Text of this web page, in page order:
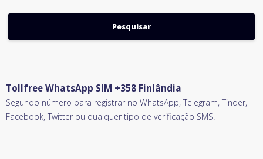
Tollfree WhatsApp SIM +358 Finlândia
Segundo número para registrar no WhatsApp, Telegram, Tinder,
Facebook, Twitter ou qualquer tipo de verificação SMS.